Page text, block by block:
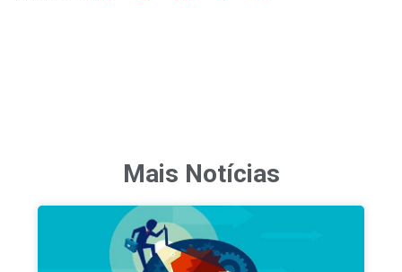
Mais Notícias